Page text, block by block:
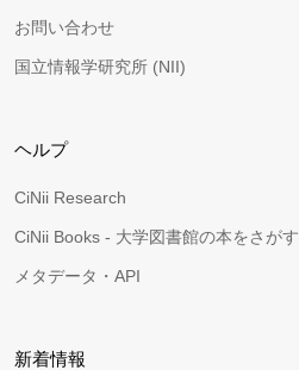
お問い合わせ
国立情報学研究所 (NII)
ヘルプ
CiNii Research
CiNii Books - 大学図書館の本をさがす
メタデータ・API
新着情報